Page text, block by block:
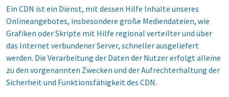
Ein CDN ist ein Dienst, mit dessen Hilfe Inhalte unseres
Onlineangebotes, insbesondere große Mediendateien, wie
Grafiken oder Skripte mit Hilfe regional verteilter und über
das Internet verbundener Server, schneller ausgeliefert
werden. Die Verarbeitung der Daten der Nutzer erfolgt alleine
zu den vorgenannten Zwecken und der Aufrechterhaltung der
Sicherheit und Funktionsfähigkeit des CDN.